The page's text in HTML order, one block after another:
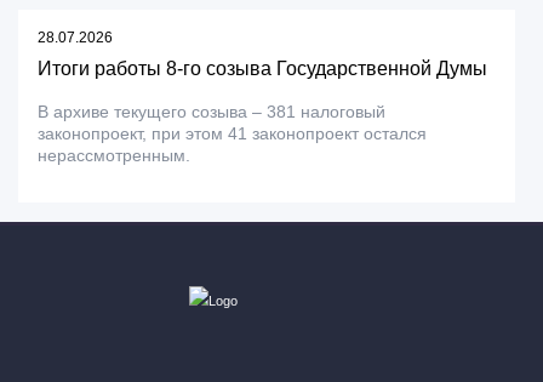
28.07.2026
Итоги работы 8-го созыва Государственной Думы
В архиве текущего созыва – 381 налоговый
законопроект, при этом 41 законопроект остался
нерассмотренным.